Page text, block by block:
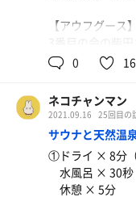
【アウフグース】
3番目の会の柴
が、私史上最強
綺麗な舞と優し
を重ねて徐々に
が憑依…👹
桶三杯分のロウ
最初は三段目に
い）
こんなに熱さに
0 16
ネコチャンマン
2021.09.16 25回目の
サウナと天然温
①ドライ × 8分（
水風呂 × 30秒
休憩 × 5分